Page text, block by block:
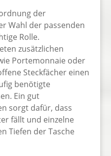
der
Wahl der passenden
Rolle.
zusätzlichen
Portemonnaie oder
Steckfächer einen
benötigte
Ein gut
sorgt dafür, dass
fällt und einzelne
Tiefen der Tasche